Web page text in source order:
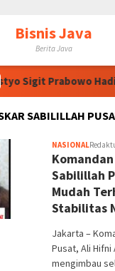
Bisnis Java
Berita Java
Sigit Prabowo
SABILILLAH
NASIONAL
Sabilillah
Mudah
Stabilitas
Jakarta –
Pusat, Ali Hifni
mengimbau